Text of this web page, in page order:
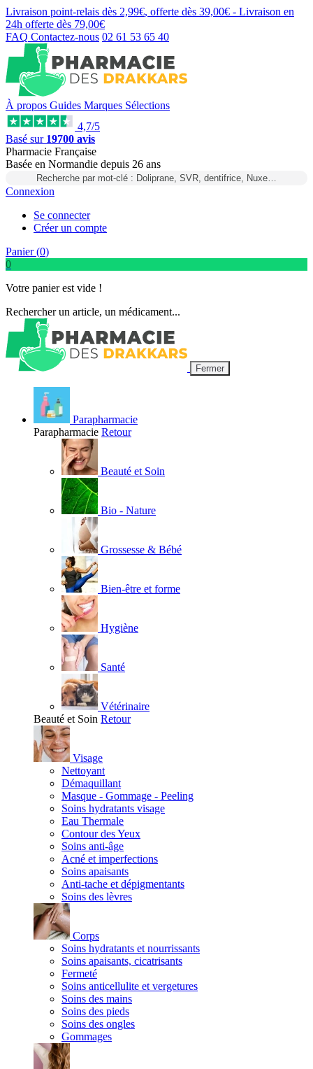
Livraison point-relais dès 2,99€, offerte dès 39,00€ - Livraison en
24h offerte dès 79,00€
FAQ Contactez-nous 02 61 53 65 40
À propos Guides Marques Sélections
4,7/5
Basé sur 19700 avis
Pharmacie Française
Basée en Normandie depuis 26 ans
Recherche par mot-clé : Doliprane, SVR, dentifrice, Nuxe…
Connexion
Se connecter
Créer un compte
Panier (0)
0
Votre panier est vide !
Rechercher un article, un médicament...
Fermer
Parapharmacie
Parapharmacie Retour
Beauté et Soin
Bio - Nature
Grossesse & Bébé
Bien-être et forme
Hygiène
Santé
Vétérinaire
Beauté et Soin Retour
Visage
Nettoyant
Démaquillant
Masque - Gommage - Peeling
Soins hydratants visage
Eau Thermale
Contour des Yeux
Soins anti-âge
Acné et imperfections
Soins apaisants
Anti-tache et dépigmentants
Soins des lèvres
Corps
Soins hydratants et nourrissants
Soins apaisants, cicatrisants
Fermeté
Soins anticellulite et vergetures
Soins des mains
Soins des pieds
Soins des ongles
Gommages